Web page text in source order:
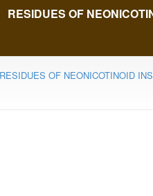
RESIDUES OF
RESIDUES OF NEONICOTINOID